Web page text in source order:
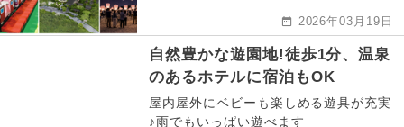
2026年03月19日
自然豊かな遊園地!徒歩1分、温泉
のあるホテルに宿泊もOK
屋内屋外にベビーも楽しめる遊具が充実
♪雨でもいっぱい遊べます